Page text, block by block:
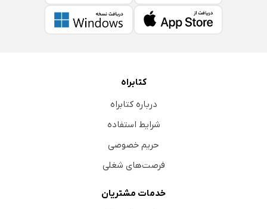
کتابراه
درباره کتابراه
شرایط استفاده
حریم خصوصی
فرصت‌های شغلی
خدمات مشتریان